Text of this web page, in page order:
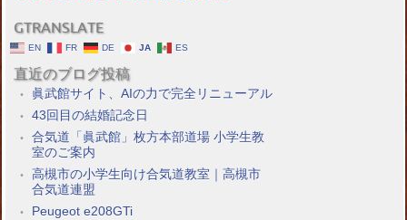
GTRANSLATE
EN FR DE JA ES
直近のブログ投稿
眞武館サイト、AIの力で完全リニューアル
43回目の結婚記念日
合気道「眞武館」枚方本部道場 小学生教
室のご案内
高槻市の小学生向け合気道教室｜高槻市
合気道連盟
Peugeot e208GTi